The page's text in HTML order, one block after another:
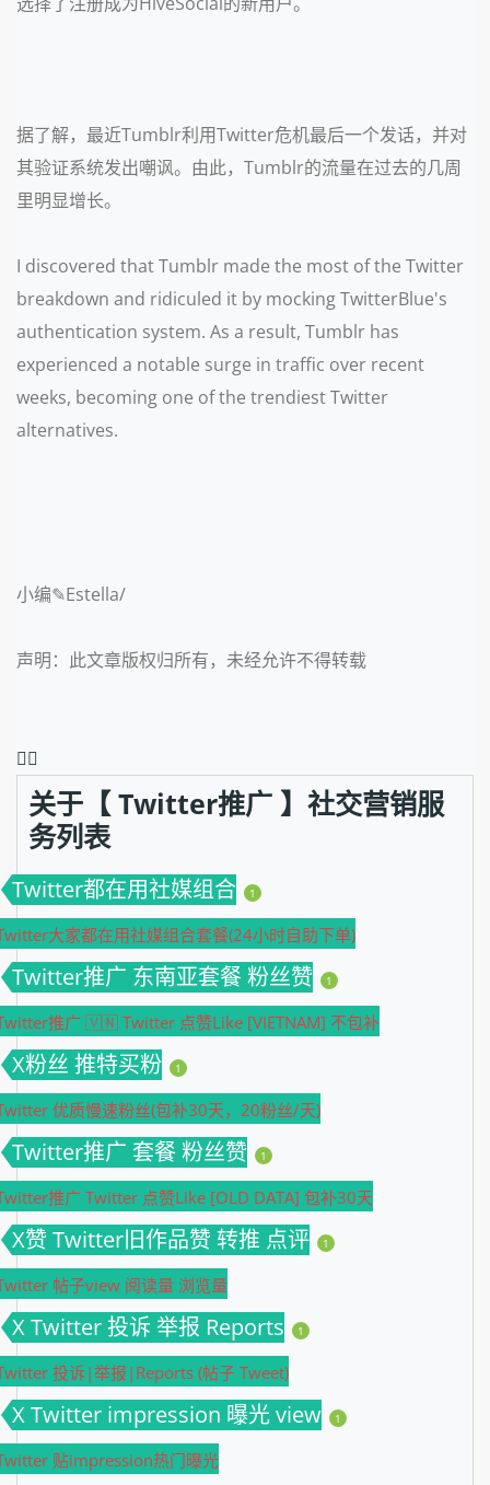
据了解，最近Tumblr利用Twitter危机最后一个发话，并对
其验证系统发出嘲讽。由此，Tumblr的流量在过去的几周
里明显增长。
I discovered that Tumblr made the most of the Twitter
breakdown and ridiculed it by mocking TwitterBlue's
authentication system. As a result, Tumblr has
experienced a notable surge in traffic over recent
weeks, becoming one of the trendiest Twitter
alternatives.
小编✎Estella/
声明：此文章版权归所有，未经允许不得转载
❤️‍🔥
关于【 Twitter推广 】社交营销服
务列表
Twitter都在用社媒组合 1
大家都在用社媒组合套餐(24小时自助下单)
Twitter推广 东南亚套餐 粉丝赞 1
推广 🇻🇳 Twitter 点赞Like [VIETNAM] 不包补
X粉丝 推特买粉 1
优质慢速粉丝(包补30天，20粉丝/天)
Twitter推广 套餐 粉丝赞 1
推广 Twitter 点赞Like [OLD DATA] 包补30天
X赞 Twitter旧作品赞 转推 点评 1
帖子view 阅读量 浏览量
X Twitter 投诉 举报 Reports 1
投诉|举报|Reports (帖子 Tweet)
X Twitter impression 曝光 view 1
贴impression热门曝光